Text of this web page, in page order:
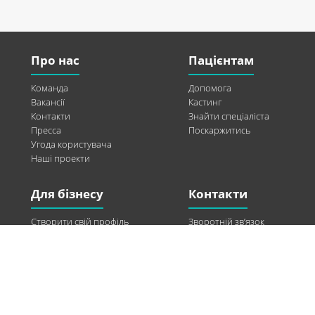
Про нас
Команда
Вакансії
Контакти
Пресса
Угода користувача
Наші проекти
Пацієнтам
Допомога
Кастинг
Знайти спеціаліста
Поскаржитись
Для бізнесу
Створити свій профіль
Контакти
Зворотній зв’язок